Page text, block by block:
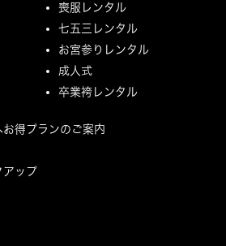
喪服レンタル
七五三レンタル
お宮参りレンタル
成人式
卒業袴レンタル
得プランのご案内
アップ